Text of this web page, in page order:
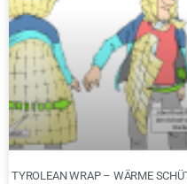
TYROLEAN WRAP – WÄRME